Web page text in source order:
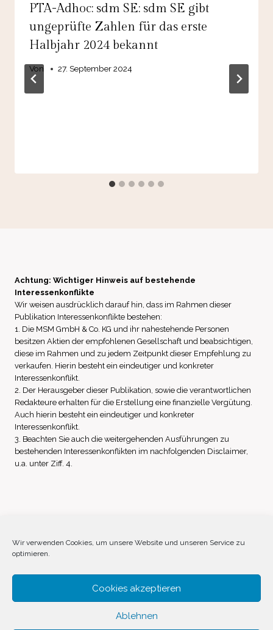
Wir verwenden Cookies, um unsere Website und unseren Service zu
optimieren.
Cookies akzeptieren
Ablehnen
PTA-Adhoc: sdm SE: sdm SE gibt
ungeprüfte Zahlen für das erste
Halbjahr 2024 bekannt
Von 27. September 2024
Achtung: Wichtiger Hinweis auf bestehende
Interessenkonflikte
Wir weisen ausdrücklich darauf hin, dass im Rahmen dieser
Publikation Interessenkonflikte bestehen:
1. Die MSM GmbH & Co. KG und ihr nahestehende Personen
besitzen Aktien der empfohlenen Gesellschaft und beabsichtigen,
diese im Rahmen und zu jedem Zeitpunkt dieser Empfehlung zu
verkaufen. Hierin besteht ein eindeutiger und konkreter
Interessenkonflikt.
2. Der Herausgeber dieser Publikation, sowie die verantwortlichen
Redakteure erhalten für die Erstellung eine finanzielle Vergütung.
Auch hierin besteht ein eindeutiger und konkreter
Interessenkonflikt.
3. Beachten Sie auch die weitergehenden Ausführungen zu
bestehenden Interessenkonflikten im nachfolgenden Disclaimer,
u.a. unter Ziff. 4.
Impressum Datenschutz
Disclaimer